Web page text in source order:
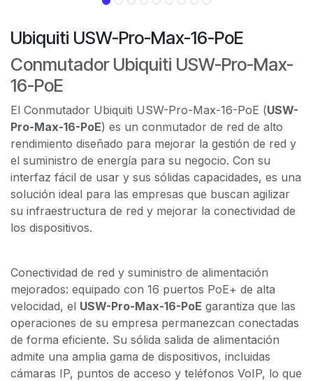
Ubiquiti USW-Pro-Max-16-PoE
Conmutador Ubiquiti USW-Pro-Max-
16-PoE
El Conmutador Ubiquiti USW-Pro-Max-16-PoE (USW-
Pro-Max-16-PoE) es un conmutador de red de alto
rendimiento diseñado para mejorar la gestión de red y
el suministro de energía para su negocio. Con su
interfaz fácil de usar y sus sólidas capacidades, es una
solución ideal para las empresas que buscan agilizar
su infraestructura de red y mejorar la conectividad de
los dispositivos.
Conectividad de red y suministro de alimentación
mejorados: equipado con 16 puertos PoE+ de alta
velocidad, el USW-Pro-Max-16-PoE garantiza que las
operaciones de su empresa permanezcan conectadas
de forma eficiente. Su sólida salida de alimentación
admite una amplia gama de dispositivos, incluidas
cámaras IP, puntos de acceso y teléfonos VoIP, lo que